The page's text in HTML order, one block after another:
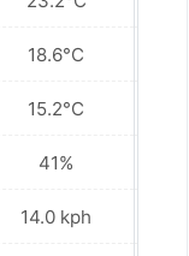
18.6°C
15.2°C
41%
14.0 kph